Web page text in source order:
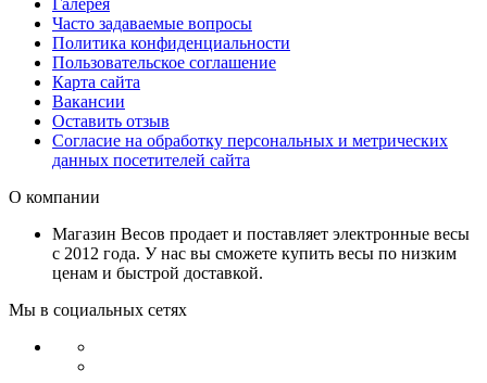
Часто задаваемые вопросы
Политика конфиденциальности
Пользовательское соглашение
Карта сайта
Вакансии
Оставить отзыв
Согласие на обработку персональных и метрических
данных посетителей сайта
О компании
Магазин Весов продает и поставляет электронные весы
с 2012 года. У нас вы сможете купить весы по низким
ценам и быстрой доставкой.
Мы в социальных сетях